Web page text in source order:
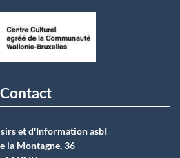
Contact
et d'Information asbI
la Montagne, 36